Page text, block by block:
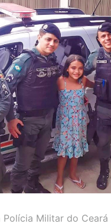
Militar do Ceará